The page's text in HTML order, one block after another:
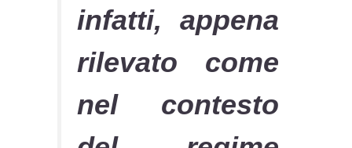
infatti, appena
rilevato come
nel contesto